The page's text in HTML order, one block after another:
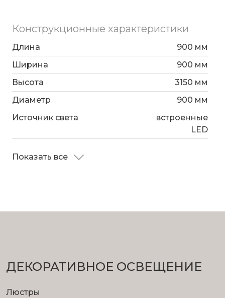
Конструкционные характеристики
Длина
900 мм
Ширина
900 мм
Высота
3150 мм
Диаметр
900 мм
Источник света
встроенные
LED
Показать все
ДЕКОРАТИВНОЕ ОСВЕЩЕНИЕ
Люстры